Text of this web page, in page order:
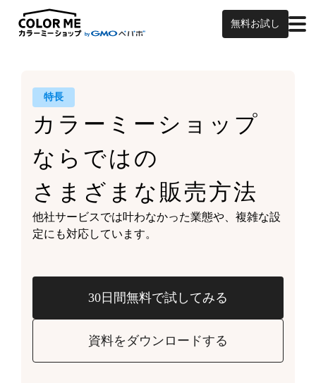
無料お試し
特長
カラーミーショップ
ならではの
さまざまな販売方法
他社サービスでは叶わなかった業態や、複雑な設
定にも対応しています。
30日間無料で試してみる
資料をダウンロードする